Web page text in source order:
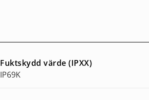
Fuktskydd värde (IPXX)
IP69K